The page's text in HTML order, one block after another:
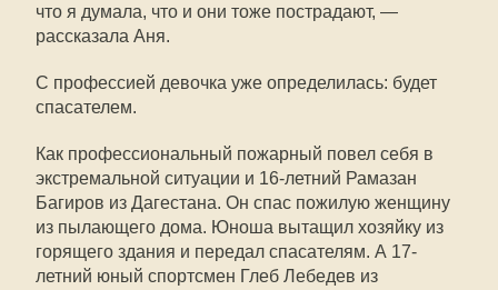
что я думала, что и они тоже пострадают, —
рассказала Аня.
С профессией девочка уже определилась: будет
спасателем.
Как профессиональный пожарный повел себя в
экстремальной ситуации и 16-летний Рамазан
Багиров из Дагестана. Он спас пожилую женщину
из пылающего дома. Юноша вытащил хозяйку из
горящего здания и передал спасателям. А 17-
летний юный спортсмен Глеб Лебедев из